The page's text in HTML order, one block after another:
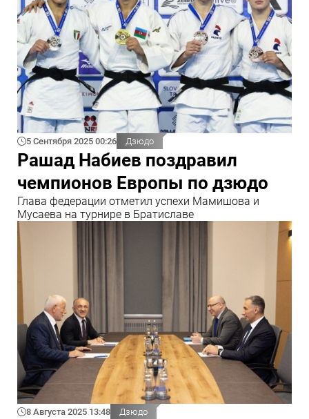
5 Сентября 2025 00:26 Дзюдо
Рашад Набиев поздравил
чемпионов Европы по дзюдо
Глава федерации отметил успехи Мамишова и
Мусаева на турнире в Братиславе
8 Августа 2025 13:48 Дзюдо